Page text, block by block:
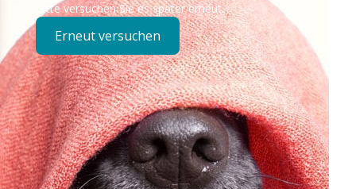
Bitte versuchen Sie es später erneut.
Erneut versuchen